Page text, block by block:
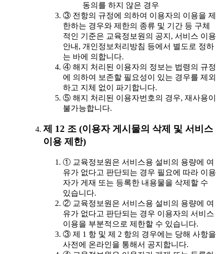
동의를 하지 않은 경우
③ 전항의 규정에 의하여 이용자의 이용을 제
한하는 경우와 제한의 종류 및 기간 등 구체
적인 기준은 교육정보원의 공지, 서비스 이용
안내, 개인정보처리방침 등에서 별도로 정하
는 바에 의합니다.
④ 해지 처리된 이용자의 정보는 법령의 규정
에 의하여 보존할 필요성이 있는 경우를 제외
하고 지체 없이 파기합니다.
⑤ 해지 처리된 이용자번호의 경우, 재사용이
불가능합니다.
제 12 조 (이용자 게시물의 삭제 및 서비스
이용 제한)
① 교육정보원은 서비스용 설비의 용량에 여
유가 없다고 판단되는 경우 필요에 따라 이용
자가 게재 또는 등록한 내용물을 삭제할 수
있습니다.
② 교육정보원은 서비스용 설비의 용량에 여
유가 없다고 판단되는 경우 이용자의 서비스
이용을 부분적으로 제한할 수 있습니다.
③ 제 1 항 및 제 2 항의 경우에는 당해 사항을
사전에 온라인을 통해서 공지합니다.